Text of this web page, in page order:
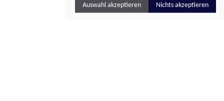
Auswahl akzeptieren Nichts akzeptieren